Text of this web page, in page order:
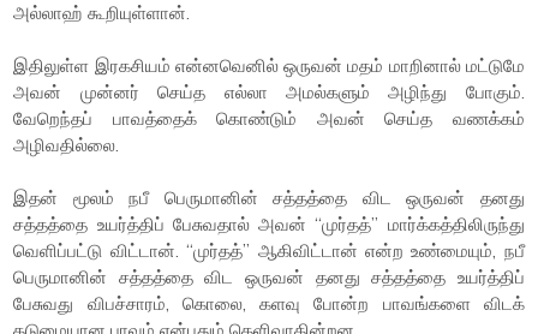
அல்லாஹ் கூறியுள்ளான்.
இதிலுள்ள இரகசியம் என்னவெனில் ஒருவன் மதம் மாறினால் மட்டுமே
அவன் முன்னர் செய்த எல்லா அமல்களும் அழிந்து போகும்.
வேறெந்தப் பாவத்தைக் கொண்டும் அவன் செய்த வணக்கம்
அழிவதில்லை.
இதன் மூலம் நபீ பெருமானின் சத்தத்தை விட ஒருவன் தனது
சத்தத்தை உயர்த்திப் பேசுவதால் அவன் “முர்தத்” மார்க்கத்திலிருந்து
வெளிப்பட்டு விட்டான். “முர்தத்” ஆகிவிட்டான் என்ற உண்மையும், நபீ
பெருமானின் சத்தத்தை விட ஒருவன் தனது சத்தத்தை உயர்த்திப்
பேசுவது விபச்சாரம், கொலை, களவு போன்ற பாவங்களை விடக்